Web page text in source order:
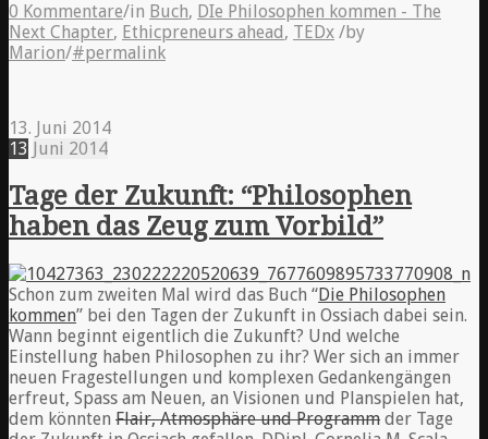
0 Kommentare/in Buch, DIe Philosophen kommen - The
Next Chapter, Ethicpreneurs ahead , TEDx /by
Marion/#permalink
13. Juni 2014
13
Juni 2014
Tage der Zukunft: “Philosophen
haben das Zeug zum Vorbild”
Schon zum zweiten Mal wird das Buch “Die Philosophen
kommen” bei den Tagen der Zukunft in Ossiach dabei sein.
Wann beginnt eigentlich die Zukunft? Und welche
Einstellung haben Philosophen zu ihr? Wer sich an immer
neuen Fragestellungen und komplexen Gedankengängen
erfreut, Spass am Neuen, an Visionen und Planspielen hat,
dem könnten Flair, Atmosphäre und Programm der Tage